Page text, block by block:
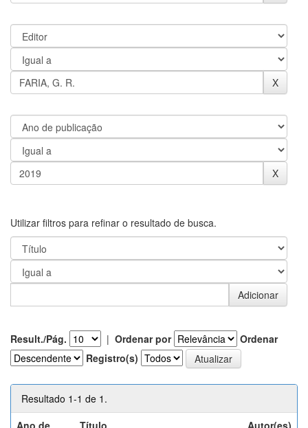
Utilizar filtros para refinar o resultado de busca.
Result./Pág. | Ordenar por
Ordenar
Registro(s)
Resultado 1-1 de 1.
Ano de
Título Autor(es)